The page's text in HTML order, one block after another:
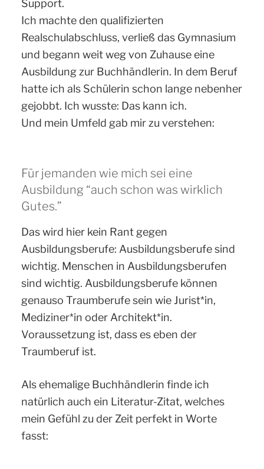
Support.
Ich machte den qualifizierten
Realschulabschluss, verließ das Gymnasium
und begann weit weg von Zuhause eine
Ausbildung zur Buchhändlerin. In dem Beruf
hatte ich als Schülerin schon lange nebenher
gejobbt. Ich wusste: Das kann ich.
Und mein Umfeld gab mir zu verstehen:
Für jemanden wie mich sei eine
Ausbildung “auch schon was wirklich
Gutes.”
Das wird hier kein Rant gegen
Ausbildungsberufe: Ausbildungsberufe sind
wichtig. Menschen in Ausbildungsberufen
sind wichtig. Ausbildungsberufe können
genauso Traumberufe sein wie Jurist*in,
Mediziner*in oder Architekt*in.
Voraussetzung ist, dass es eben der
Traumberuf ist.
Als ehemalige Buchhändlerin finde ich
natürlich auch ein Literatur-Zitat, welches
mein Gefühl zu der Zeit perfekt in Worte
fasst: